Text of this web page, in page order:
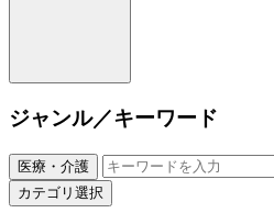
ジャンル／キーワード
医療・介護
カテゴリ選択